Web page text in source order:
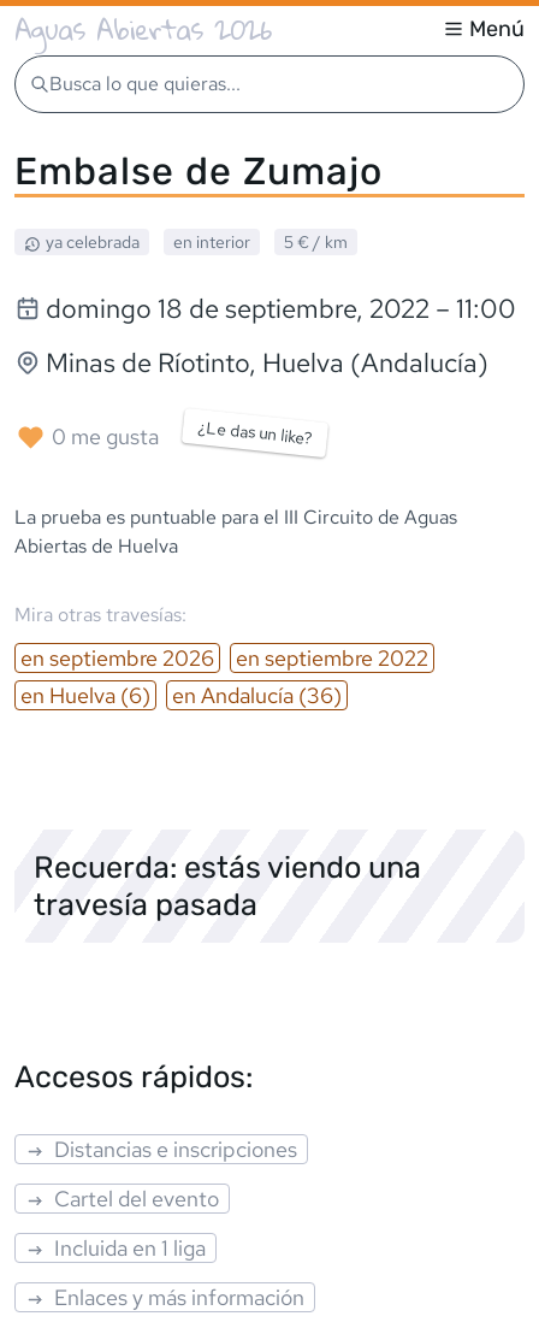
Aguas Abiertas 2026 Menú
Busca lo que quieras...
Embalse de Zumajo
ya celebrada en interior 5 € / km
domingo 18 de septiembre, 2022 – 11:00
Minas de Ríotinto, Huelva (Andalucía)
0 me gusta ¿Le das un like?
La prueba es puntuable para el III Circuito de Aguas
Abiertas de Huelva
Mira otras travesías:
en septiembre 2026 en septiembre 2022
en Huelva (6) en Andalucía (36)
Recuerda: estás viendo una
travesía pasada
Accesos rápidos:
Distancias e inscripciones
Cartel del evento
Incluida en 1 liga
Enlaces y más información